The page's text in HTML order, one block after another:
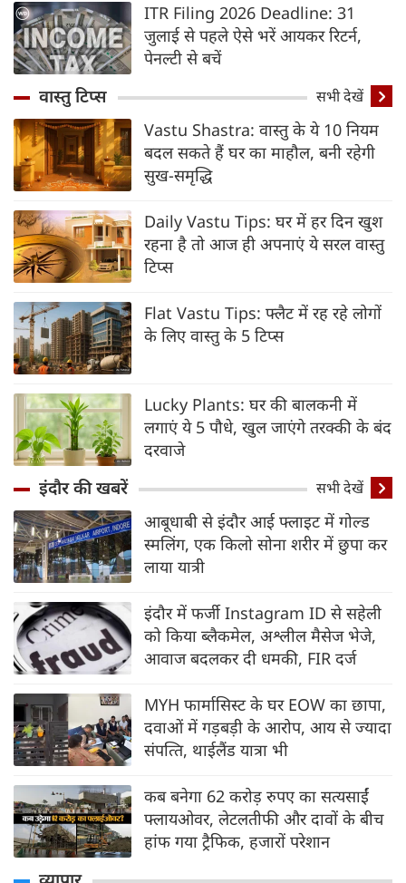
ITR Filing 2026 Deadline: 31
जुलाई से पहले ऐसे भरें आयकर रिटर्न,
पेनल्टी से बचें
वास्तु टिप्स सभी देखें
Vastu Shastra: वास्तु के ये 10 नियम
बदल सकते हैं घर का माहौल, बनी रहेगी
सुख-समृद्धि
Daily Vastu Tips: घर में हर दिन खुश
रहना है तो आज ही अपनाएं ये सरल वास्तु
टिप्स
Flat Vastu Tips: फ्लैट में रह रहे लोगों
के लिए वास्तु के 5 टिप्स
Lucky Plants: घर की बालकनी में
लगाएं ये 5 पौधे, खुल जाएंगे तरक्की के बंद
दरवाजे
इंदौर की खबरें सभी देखें
आबूधाबी से इंदौर आई फ्लाइट में गोल्‍ड
स्‍मलिंग, एक किलो सोना शरीर में छुपा कर
लाया यात्री
इंदौर में फर्जी Instagram ID से सहेली
को किया ब्लैकमेल, अश्लील मैसेज भेजे,
आवाज बदलकर दी धमकी, FIR दर्ज
MYH फार्मासिस्ट के घर EOW का छापा,
दवाओं में गड़बड़ी के आरोप, आय से ज्‍यादा
संपत्‍ति, थाईलैंड यात्रा भी
कब बनेगा 62 करोड़ रुपए का सत्यसाईं
फ्लायओवर, लेटलतीफी और दावों के बीच
हांफ गया ट्रैफिक, हजारों परेशान